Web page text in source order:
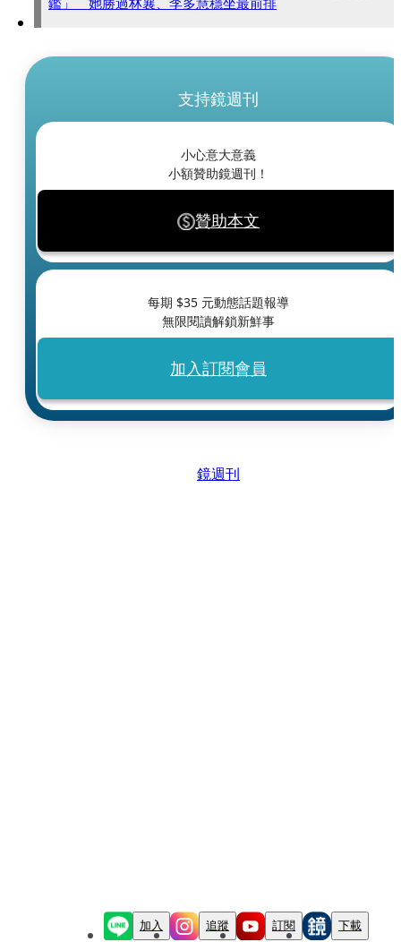
支持鏡週刊
小心意大意義
小額贊助鏡週刊！
贊助本文
每期 $35 元動態話題報導
無限閱讀解鎖新鮮事
加入訂閱會員
鏡週刊
加入 追蹤 訂閱 下載